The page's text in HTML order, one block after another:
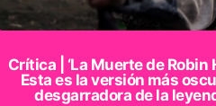
Crítica | ‘La Muerte de Robin
Esta es la versión más
desgarradora de la